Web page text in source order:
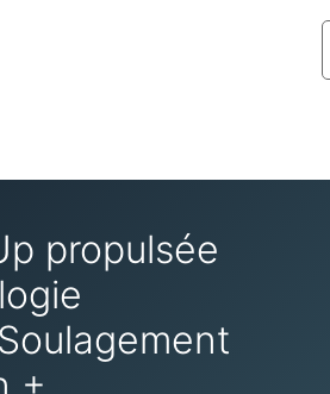
propulsée